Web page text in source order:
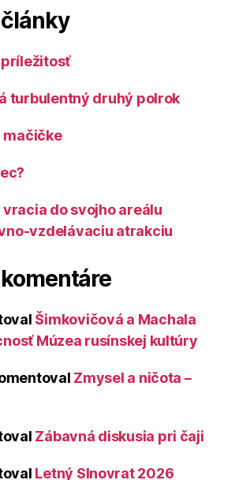
modely
príležitosť
turbulentný druhý polrok
mačičke
vracia do svojho areálu
vzdelávaciu atrakciu
Šimkovičová a Machala
Múzea rusínskej kultúry
Zmysel a ničota –
Zábavná diskusia pri čaji
Letný Slnovrat 2026